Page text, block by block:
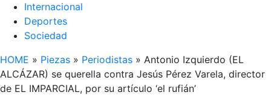
Internacional
Deportes
Sociedad
HOME » Piezas » Periodistas » Antonio Izquierdo (EL
ALCÁZAR) se querella contra Jesús Pérez Varela, director
de EL IMPARCIAL, por su artículo ‘el rufián’